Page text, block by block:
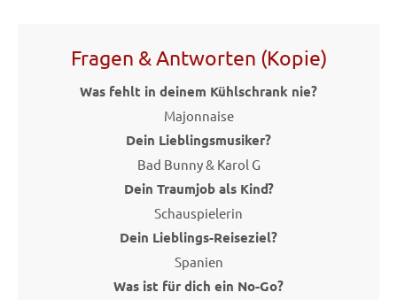
Fragen & Antworten (Kopie)
Was fehlt in deinem Kühlschrank nie?
Majonnaise
Dein Lieblingsmusiker?
Bad Bunny & Karol G
Dein Traumjob als Kind?
Schauspielerin
Dein Lieblings-Reiseziel?
Spanien
Was ist für dich ein No-Go?